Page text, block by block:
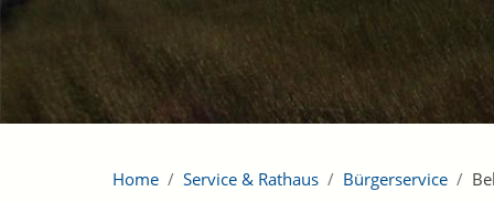
Home Service & Rathaus Bürgerservice